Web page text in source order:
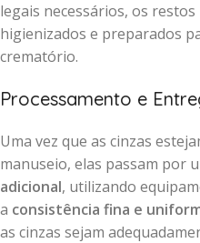
legais necessários, os
higienizados e preparados
crematório.
Processamento e
Uma vez que as cinzas
manuseio, elas passam por
adicional, utilizando
a consistência fina e
as cinzas sejam